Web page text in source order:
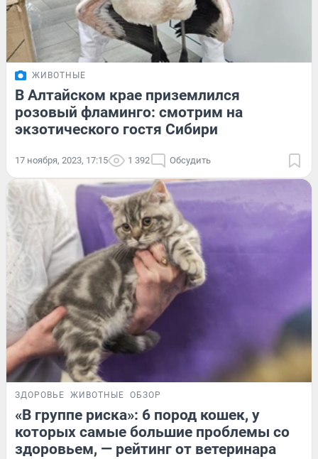
ЖИВОТНЫЕ
В Алтайском крае приземлился
розовый фламинго: смотрим на
экзотического гостя Сибири
17 ноября, 2023, 17:15 1 392 Обсудить
ЗДОРОВЬЕ ЖИВОТНЫЕ ОБЗОР
«В группе риска»: 6 пород кошек, у
которых самые большие проблемы со
здоровьем, — рейтинг от ветеринара